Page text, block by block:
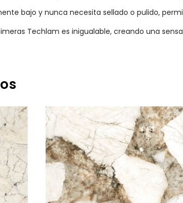
bajo y nunca necesita sellado o pulido,
Techlam es inigualable, creando una